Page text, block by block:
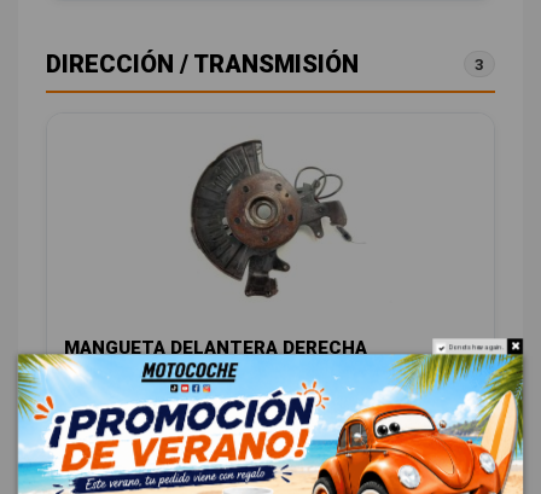
DIRECCIÓN / TRANSMISIÓN 3
MANGUETA DELANTERA DERECHA
A1633320102
MERCEDES-BENZ CLASE M (W163) 270 CDI (163.113)
OEM:A1633320102
ID:917424
Do not show again.